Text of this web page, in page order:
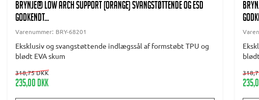
BRYNJE® Low Arch Support (orange) Svangstøttende og ESD
godkendt...
Varenummer: BRY-68201
Eksklusiv og svangstøttende indlægssål af formstøbt TPU og
blødt EVA skum
318,75 DKK
235,00 DKK